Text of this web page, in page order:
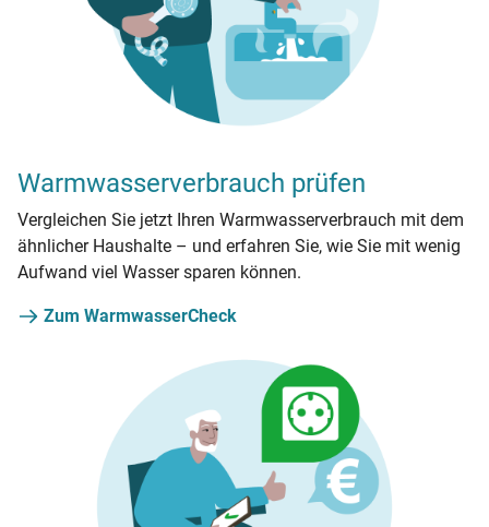
Warmwasserverbrauch prüfen
Vergleichen Sie jetzt Ihren Warmwasserverbrauch mit dem
ähnlicher Haushalte – und erfahren Sie, wie Sie mit wenig
Aufwand viel Wasser sparen können.
Zum WarmwasserCheck